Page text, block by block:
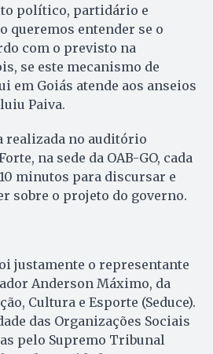
político, partidário e
queremos entender se o
com o previsto na
se este mecanismo de
em Goiás atende aos anseios
Paiva.
realizada no auditório
na sede da OAB-GO, cada
minutos para discursar e
sobre o projeto do governo.
justamente o representante
Anderson Máximo, da
Cultura e Esporte (Seduce).
das Organizações Sociais
pelo Supremo Tribunal